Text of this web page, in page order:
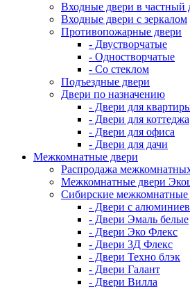
Входные двери в частный
Входные двери с зеркалом
Противопожарные двери
- Двустворчатые
- Одностворчатые
- Со стеклом
Подъездные двери
Двери по назначению
- Двери для
- Двери для коттеджа
- Двери для офиса
- Двери для дачи
Межкомнатные двери
Распродажа
Межкомнатные двери
Сибирские межкомнатные
- Двери с
- Двери Эмаль белые
- Двери Эко Флекс
- Двери 3Д Флекс
- Двери Техно блэк
- Двери Галант
- Двери Вилла